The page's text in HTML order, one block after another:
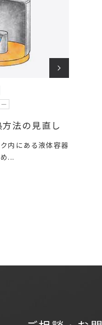
法の見直し
内にある液体容器
...